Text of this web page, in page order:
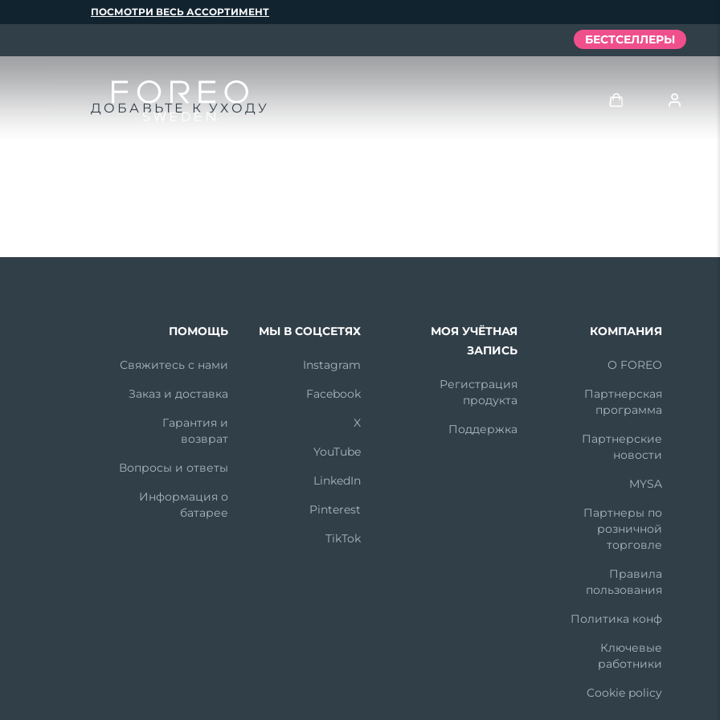
ДОБАВЬТЕ К УХОДУ
ПОСМОТРИ ВЕСЬ АССОРТИМЕНТ
БЕСТСЕЛЛЕРЫ
ПОМОЩЬ
Свяжитесь с нами
Заказ и доставка
Гарантия и
возврат
Вопросы и ответы
Информация о
батарее
МЫ В СОЦСЕТЯХ
Instagram
Facebook
X
YouTube
LinkedIn
Pinterest
TikTok
МОЯ УЧЁТНАЯ
ЗАПИСЬ
Регистрация
продукта
Поддержка
КОМПАНИЯ
О FOREO
Партнерская
программа
Партнерские
новости
MYSA
Партнеры по
розничной
торговле
Правила
пользования
Политика конф
Ключевые
работники
Cookie policy